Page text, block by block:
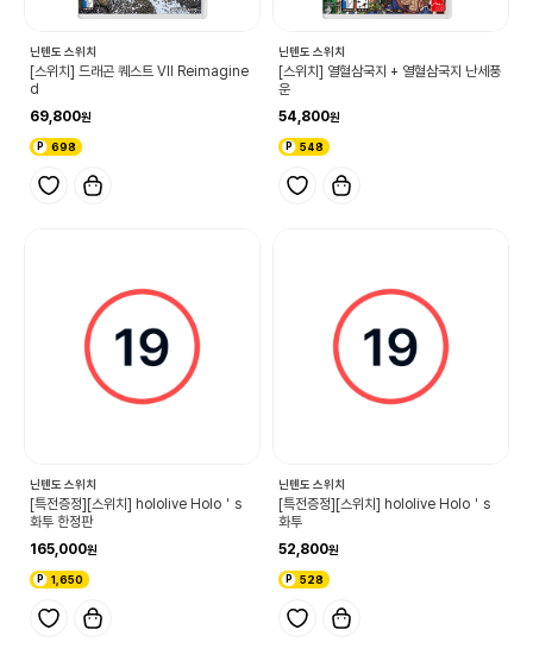
닌텐도 스위치
[스위치] 드래곤 퀘스트 VII Reimagine
d
69,800
698
닌텐도 스위치
[스위치] 열혈삼국지 + 열혈삼국지 난세풍
운
54,800
548
닌텐도 스위치
[특전증정][스위치] hololive Holo＇s
화투 한정판
165,000
1,650
닌텐도 스위치
[특전증정][스위치] hololive Holo＇s
화투
52,800
528